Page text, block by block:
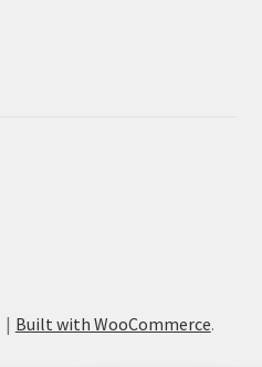
Built with WooCommerce.